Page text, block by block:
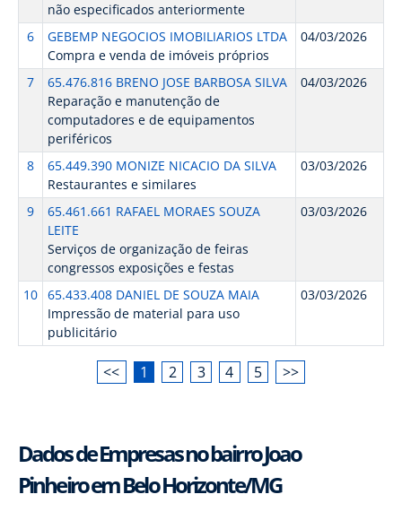
não especificados anteriormente
6
GEBEMP NEGOCIOS IMOBILIARIOS LTDA
Compra e venda de imóveis próprios
04/03/2026
7
65.476.816 BRENO JOSE BARBOSA SILVA
Reparação e manutenção de
computadores e de equipamentos
periféricos
04/03/2026
8
65.449.390 MONIZE NICACIO DA SILVA
Restaurantes e similares
03/03/2026
9
65.461.661 RAFAEL MORAES SOUZA
LEITE
Serviços de organização de feiras
congressos exposições e festas
03/03/2026
10 65.433.408 DANIEL DE SOUZA MAIA
Impressão de material para uso
publicitário
03/03/2026
<< 1 2 3 4 5 >>
Dados de Empresas no bairro Joao
Pinheiro em Belo Horizonte/MG